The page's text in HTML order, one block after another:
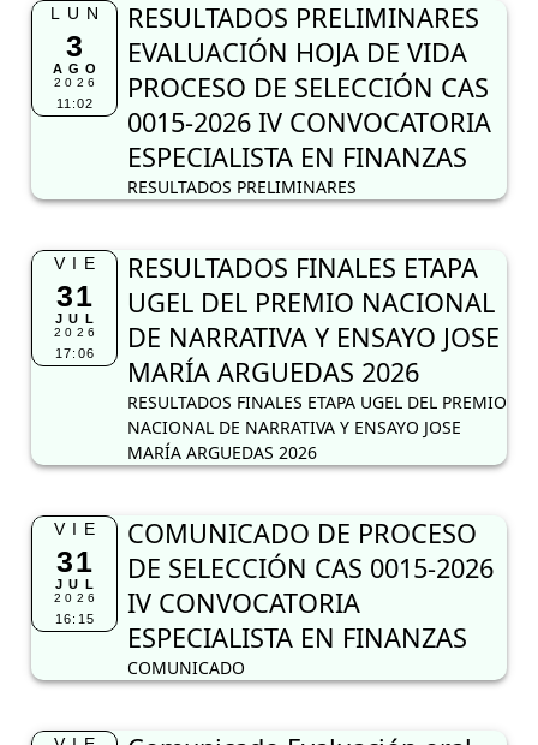
LUN
3
AGO
2026
11:02
RESULTADOS PRELIMINARES
EVALUACIÓN HOJA DE VIDA
PROCESO DE SELECCIÓN CAS
0015-2026 IV CONVOCATORIA
ESPECIALISTA EN FINANZAS
RESULTADOS PRELIMINARES
VIE
31
JUL
2026
17:06
RESULTADOS FINALES ETAPA
UGEL DEL PREMIO NACIONAL
DE NARRATIVA Y ENSAYO JOSE
MARÍA ARGUEDAS 2026
RESULTADOS FINALES ETAPA UGEL DEL PREMIO
NACIONAL DE NARRATIVA Y ENSAYO JOSE
MARÍA ARGUEDAS 2026
VIE
31
JUL
2026
16:15
COMUNICADO DE PROCESO
DE SELECCIÓN CAS 0015-2026
IV CONVOCATORIA
ESPECIALISTA EN FINANZAS
COMUNICADO